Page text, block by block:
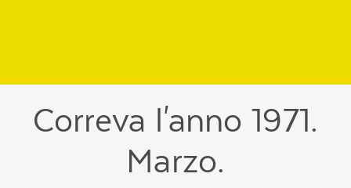
Correva l'anno 1971.
Marzo.